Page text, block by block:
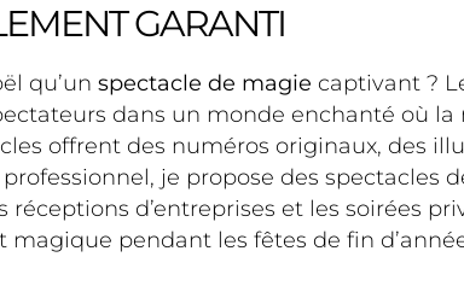
GARANTI
qu’un spectacle de magie captivant ?
dans un monde enchanté où la
offrent des numéros originaux, des
je propose des spectacles
d’entreprises et les soirées
pendant les fêtes de fin